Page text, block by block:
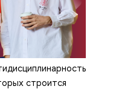
строится